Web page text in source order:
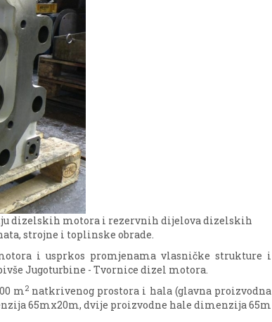
dizelskih motora i rezervnih dijelova dizelskih
strojne i toplinske obrade.
i usprkos promjenama vlasničke strukture i
Jugoturbine - Tvornice dizel motora.
m2natkrivenog prostora i hala (glavna proizvodna
65mx20m, dvije proizvodne hale dimenzija 65m